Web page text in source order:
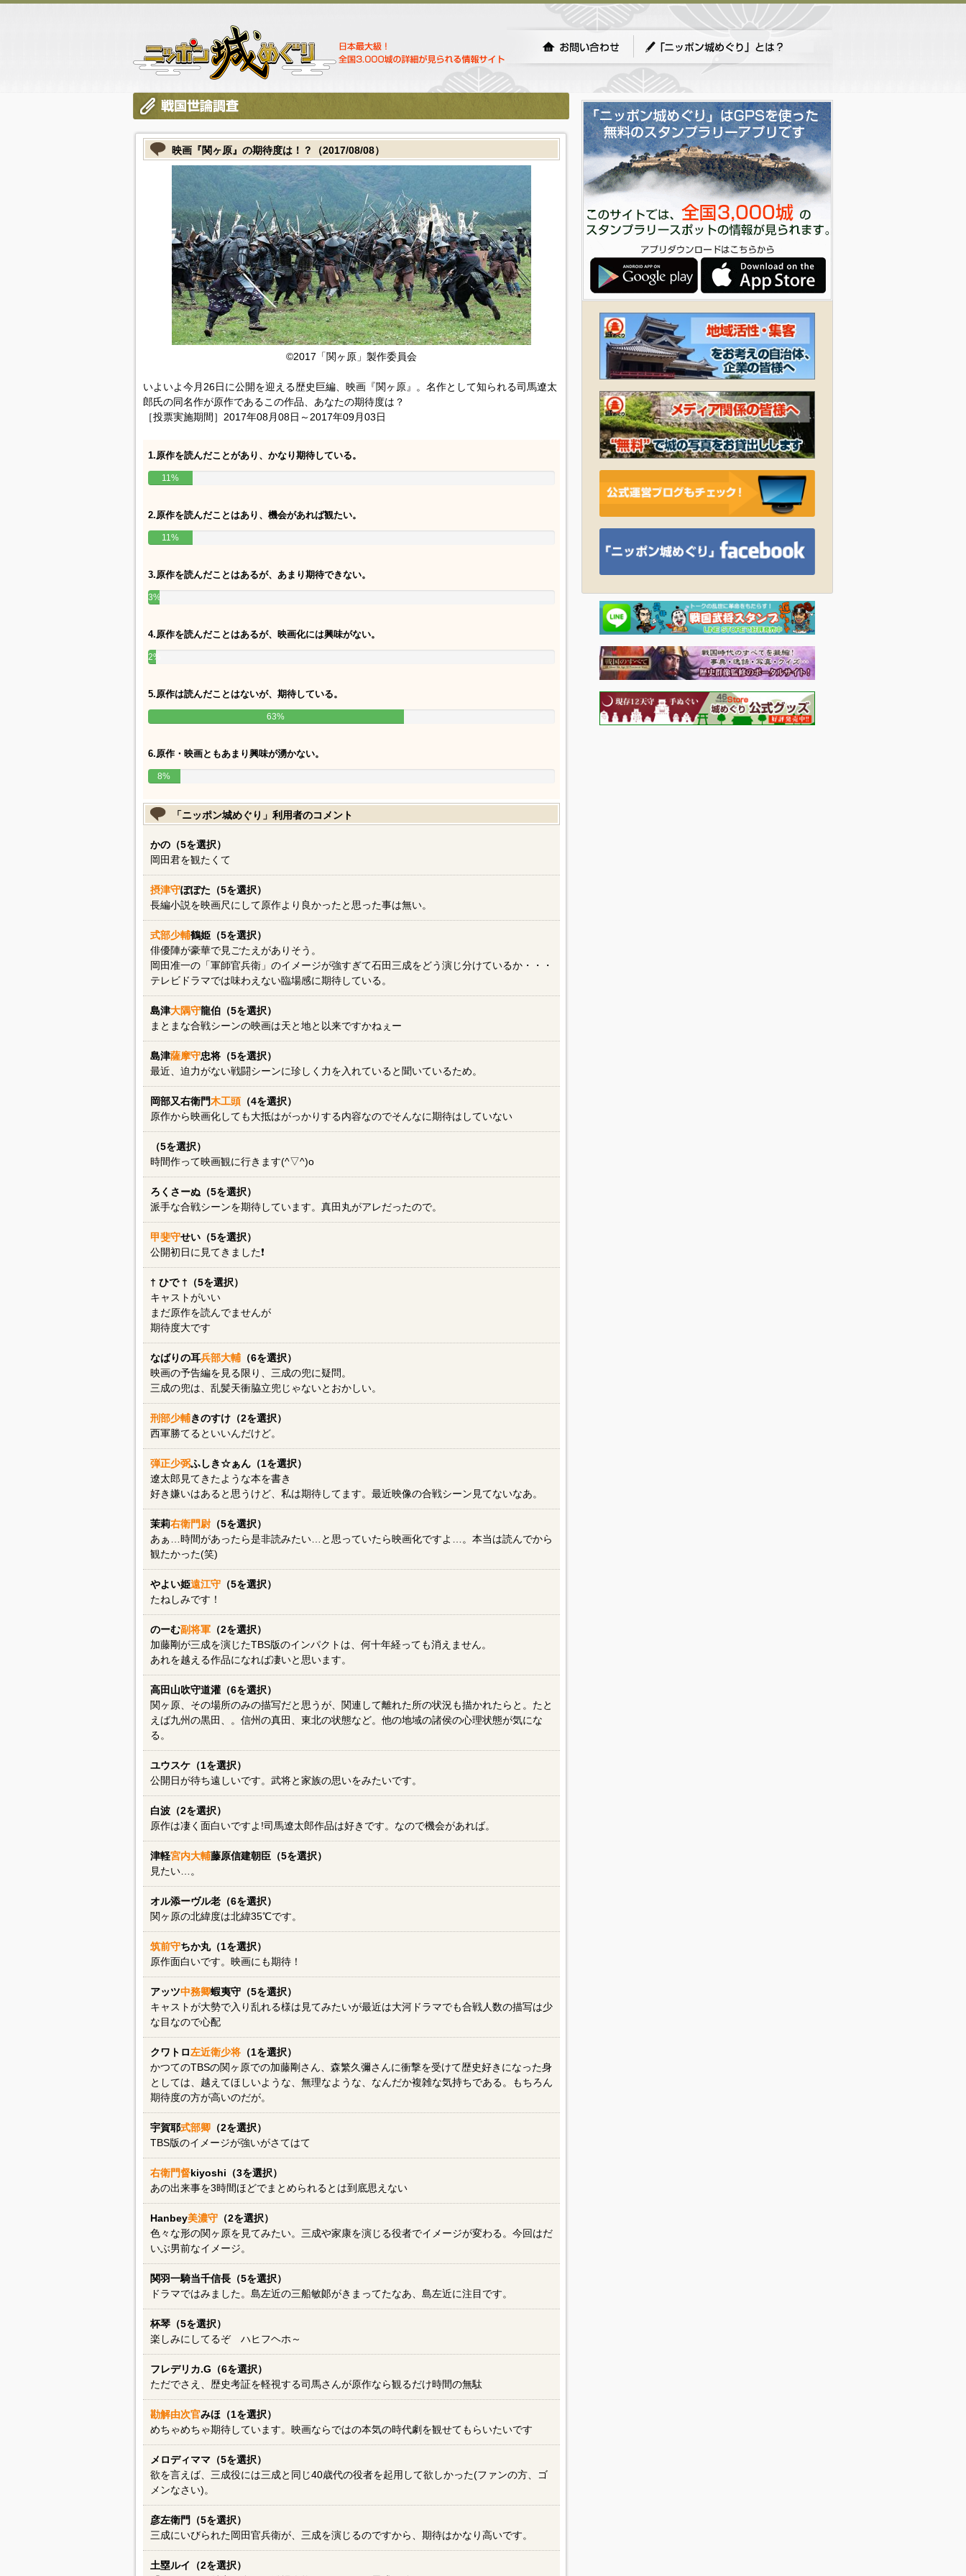
映画『関ヶ原』の期待度は！？（2017/08/08）
©2017「関ヶ原」製作委員会
いよいよ今月26日に公開を迎える歴史巨編、映画『関ヶ原』。名作として知られる司馬遼太
郎氏の同名作が原作であるこの作品、あなたの期待度は？
［投票実施期間］2017年08月08日～2017年09月03日
1.原作を読んだことがあり、かなり期待している。
11%
2.原作を読んだことはあり、機会があれば観たい。
11%
3.原作を読んだことはあるが、あまり期待できない。
3%
4.原作を読んだことはあるが、映画化には興味がない。
2%
5.原作は読んだことはないが、期待している。
63%
6.原作・映画ともあまり興味が湧かない。
8%
「ニッポン城めぐり」利用者のコメント
かの（5を選択）
岡田君を観たくて
摂津守ぽぽた（5を選択）
長編小説を映画尺にして原作より良かったと思った事は無い。
式部少輔鶴姫（5を選択）
俳優陣が豪華で見ごたえがありそう。
岡田准一の「軍師官兵衛」のイメージが強すぎて石田三成をどう演じ分けているか・・・
テレビドラマでは味わえない臨場感に期待している。
島津大隅守龍伯（5を選択）
まとまな合戦シーンの映画は天と地と以来ですかねぇー
島津薩摩守忠将（5を選択）
最近、迫力がない戦闘シーンに珍しく力を入れていると聞いているため。
岡部又右衛門木工頭（4を選択）
原作から映画化しても大抵はがっかりする内容なのでそんなに期待はしていない
（5を選択）
時間作って映画観に行きます(^▽^)o
ろくさーぬ（5を選択）
派手な合戦シーンを期待しています。真田丸がアレだったので。
甲斐守せい（5を選択）
公開初日に見てきました❗
† ひで †（5を選択）
キャストがいい
まだ原作を読んでませんが
期待度大です
なばりの耳兵部大輔（6を選択）
映画の予告編を見る限り、三成の兜に疑問。
三成の兜は、乱髪天衝脇立兜じゃないとおかしい。
刑部少輔きのすけ（2を選択）
西軍勝てるといいんだけど。
弾正少弼ふしき☆ぁん（1を選択）
遼太郎見てきたような本を書き
好き嫌いはあると思うけど、私は期待してます。最近映像の合戦シーン見てないなあ。
茉莉右衛門尉（5を選択）
あぁ…時間があったら是非読みたい…と思っていたら映画化ですよ…。本当は読んでから
観たかった(笑)
やよい姫遠江守（5を選択）
たねしみです！
のーむ副将軍（2を選択）
加藤剛が三成を演じたTBS版のインパクトは、何十年経っても消えません。
あれを越える作品になれば凄いと思います。
高田山吹守道灌（6を選択）
関ヶ原、その場所のみの描写だと思うが、関連して離れた所の状況も描かれたらと。たと
えば九州の黒田、。信州の真田、東北の状態など。他の地域の諸侯の心理状態が気にな
る。
ユウスケ（1を選択）
公開日が待ち遠しいです。武将と家族の思いをみたいです。
白波（2を選択）
原作は凄く面白いですよ!司馬遼太郎作品は好きです。なので機会があれば。
津軽宮内大輔藤原信建朝臣（5を選択）
見たい…。
オル添ーヴル老（6を選択）
関ヶ原の北緯度は北緯35℃です。
筑前守ちか丸（1を選択）
原作面白いです。映画にも期待！
アッツ中務卿蝦夷守（5を選択）
キャストが大勢で入り乱れる様は見てみたいが最近は大河ドラマでも合戦人数の描写は少
な目なので心配
クワトロ左近衛少将（1を選択）
かつてのTBSの関ヶ原での加藤剛さん、森繁久彌さんに衝撃を受けて歴史好きになった身
としては、越えてほしいような、無理なような、なんだか複雑な気持ちである。もちろん
期待度の方が高いのだが。
宇賀耶式部卿（2を選択）
TBS版のイメージが強いがさてはて
右衛門督kiyoshi（3を選択）
あの出来事を3時間ほどでまとめられるとは到底思えない
Hanbey美濃守（2を選択）
色々な形の関ヶ原を見てみたい。三成や家康を演じる役者でイメージが変わる。今回はだ
いぶ男前なイメージ。
関羽一騎当千信長（5を選択）
ドラマではみました。島左近の三船敏郞がきまってたなあ、島左近に注目です。
杯琴（5を選択）
楽しみにしてるぞ ハヒフヘホ～
フレデリカ.G（6を選択）
ただでさえ、歴史考証を軽視する司馬さんが原作なら観るだけ時間の無駄
勘解由次官みほ（1を選択）
めちゃめちゃ期待しています。映画ならではの本気の時代劇を観せてもらいたいです
メロディママ（5を選択）
欲を言えば、三成役には三成と同じ40歳代の役者を起用して欲しかった(ファンの方、ゴ
メンなさい)。
彦左衛門（5を選択）
三成にいびられた岡田官兵衛が、三成を演じるのですから、期待はかなり高いです。
土塁ルイ（2を選択）